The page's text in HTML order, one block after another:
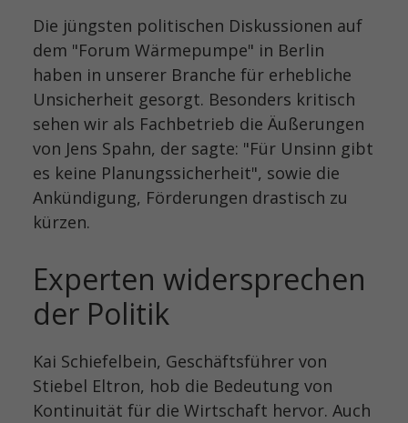
Die jüngsten politischen Diskussionen auf
dem "Forum Wärmepumpe" in Berlin
haben in unserer Branche für erhebliche
Unsicherheit gesorgt. Besonders kritisch
sehen wir als Fachbetrieb die Äußerungen
von Jens Spahn, der sagte: "Für Unsinn gibt
es keine Planungssicherheit", sowie die
Ankündigung, Förderungen drastisch zu
kürzen.
Experten widersprechen
der Politik
Kai Schiefelbein, Geschäftsführer von
Stiebel Eltron, hob die Bedeutung von
Kontinuität für die Wirtschaft hervor. Auch